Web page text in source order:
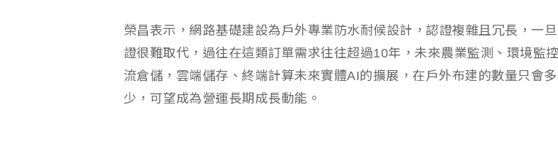
榮昌表示，網路基礎建設為戶外專業防水耐候設計，認證複雜且冗長，一
證很難取代，過往在這類訂單需求往往超過10年，未來農業監測、環境監
流倉儲，雲端儲存、終端計算未來實體AI的擴展，在戶外布建的數量只會
少，可望成為營運長期成長動能。